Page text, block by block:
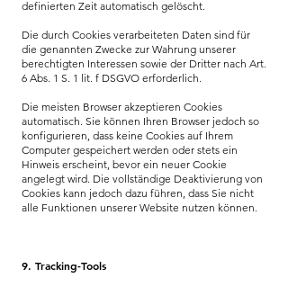
definierten Zeit automatisch gelöscht.
Die durch Cookies verarbeiteten Daten sind für
die genannten Zwecke zur Wahrung unserer
berechtigten Interessen sowie der Dritter nach Art.
6 Abs. 1 S. 1 lit. f DSGVO erforderlich.
Die meisten Browser akzeptieren Cookies
automatisch. Sie können Ihren Browser jedoch so
konfigurieren, dass keine Cookies auf Ihrem
Computer gespeichert werden oder stets ein
Hinweis erscheint, bevor ein neuer Cookie
angelegt wird. Die vollständige Deaktivierung von
Cookies kann jedoch dazu führen, dass Sie nicht
alle Funktionen unserer Website nutzen können.
9. Tracking-Tools